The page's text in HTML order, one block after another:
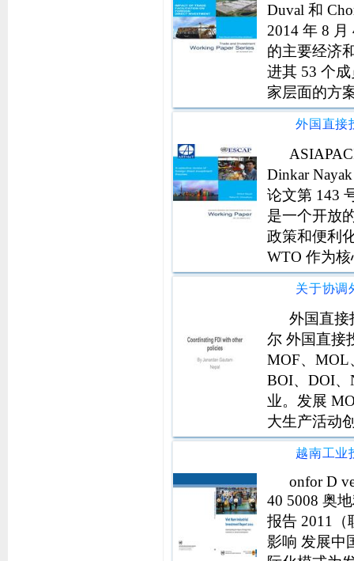
Duval 和
2014 年 8
的主要经济
进其 53 个
家层面的方
巩固区域立
社会经济挑
Dinkar
论文第 143
是一个开放
政策和便利
WTO 作为
持 联合国亚
外国直接
尔 外国直接
MOF、MOL
BOI、DOI、
业。发展
大生产活动
增加私营部
onfor D
40 5008 奥
报告 2011（
影响 发展中